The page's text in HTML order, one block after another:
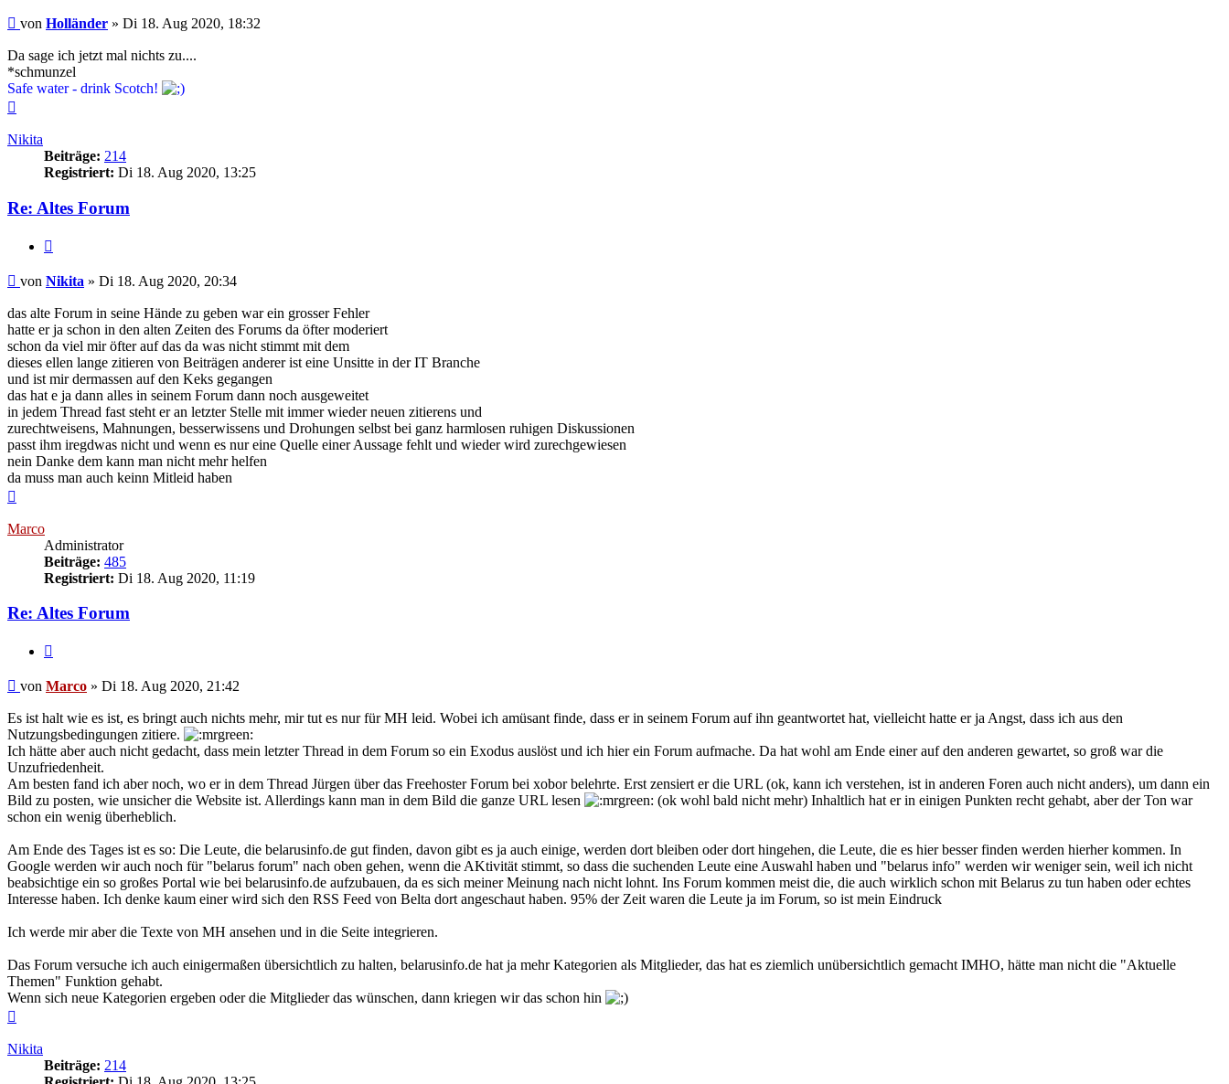
Beitrag
von Holländer » Di 18. Aug 2020, 18:32
Da sage ich jetzt mal nichts zu....
*schmunzel
Safe water - drink Scotch!
Nikita
Beiträge: 214
Registriert: Di 18. Aug 2020, 13:25
Re: Altes Forum
Beitrag
von Nikita » Di 18. Aug 2020, 20:34
das alte Forum in seine Hände zu geben war ein grosser Fehler
hatte er ja schon in den alten Zeiten des Forums da öfter moderiert
schon da viel mir öfter auf das da was nicht stimmt mit dem
dieses ellen lange zitieren von Beiträgen anderer ist eine Unsitte in der IT Branche
und ist mir dermassen auf den Keks gegangen
das hat e ja dann alles in seinem Forum dann noch ausgeweitet
in jedem Thread fast steht er an letzter Stelle mit immer wieder neuen zitierens und
zurechtweisens, Mahnungen, besserwissens und Drohungen selbst bei ganz harmlosen ruhigen Diskussionen
passt ihm iregdwas nicht und wenn es nur eine Quelle einer Aussage fehlt und wieder wird zurechgewiesen
nein Danke dem kann man nicht mehr helfen
da muss man auch keinn Mitleid haben
Marco
Administrator
Beiträge: 485
Registriert: Di 18. Aug 2020, 11:19
Re: Altes Forum
Beitrag
von Marco » Di 18. Aug 2020, 21:42
Es ist halt wie es ist, es bringt auch nichts mehr, mir tut es nur für MH leid. Wobei ich amüsant finde, dass er in seinem Forum auf ihn geantwortet hat, vielleicht hatte er ja Angst, dass ich aus den
Nutzungsbedingungen zitiere.
Ich hätte aber auch nicht gedacht, dass mein letzter Thread in dem Forum so ein Exodus auslöst und ich hier ein Forum aufmache. Da hat wohl am Ende einer auf den anderen gewartet, so groß war die
Unzufriedenheit.
Am besten fand ich aber noch, wo er in dem Thread Jürgen über das Freehoster Forum bei xobor belehrte. Erst zensiert er die URL (ok, kann ich verstehen, ist in anderen Foren auch nicht anders), um dann ein
Bild zu posten, wie unsicher die Website ist. Allerdings kann man in dem Bild die ganze URL lesen
(ok wohl bald nicht mehr) Inhaltlich hat er in einigen Punkten recht gehabt, aber der Ton war
schon ein wenig überheblich.
Am Ende des Tages ist es so: Die Leute, die belarusinfo.de gut finden, davon gibt es ja auch einige, werden dort bleiben oder dort hingehen, die Leute, die es hier besser finden werden hierher kommen. In
Google werden wir auch noch für "belarus forum" nach oben gehen, wenn die AKtivität stimmt, so dass die suchenden Leute eine Auswahl haben und "belarus info" werden wir weniger sein, weil ich nicht
beabsichtige ein so großes Portal wie bei belarusinfo.de aufzubauen, da es sich meiner Meinung nach nicht lohnt. Ins Forum kommen meist die, die auch wirklich schon mit Belarus zu tun haben oder echtes
Interesse haben. Ich denke kaum einer wird sich den RSS Feed von Belta dort angeschaut haben. 95% der Zeit waren die Leute ja im Forum, so ist mein Eindruck
Ich werde mir aber die Texte von MH ansehen und in die Seite integrieren.
Das Forum versuche ich auch einigermaßen übersichtlich zu halten, belarusinfo.de hat ja mehr Kategorien als Mitglieder, das hat es ziemlich unübersichtlich gemacht IMHO, hätte man nicht die "Aktuelle
Themen" Funktion gehabt.
Wenn sich neue Kategorien ergeben oder die Mitglieder das wünschen, dann kriegen wir das schon hin
Nikita
Beiträge: 214